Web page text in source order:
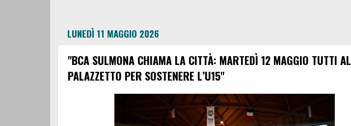
LUNEDÌ 11 MAGGIO 2026
"BCA SULMONA CHIAMA LA CITTÀ: MARTEDÌ 12 MAGGIO TUTTI AL
PALAZZETTO PER SOSTENERE L’U15"